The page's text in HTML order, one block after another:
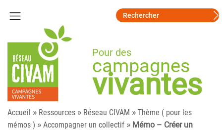
Pour des
campagnes
vivantes
Accueil » Ressources » Réseau CIVAM » Thème ( pour les
mémos ) » Accompagner un collectif » Mémo – Créer un